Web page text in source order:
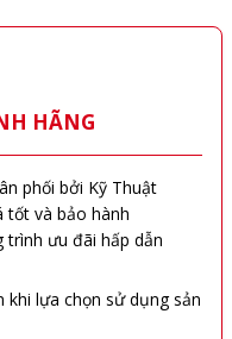
HÃNG
phối bởi Kỹ Thuật
tốt và bảo hành
trình ưu đãi hấp dẫn
khi lựa chọn sử dụng sản